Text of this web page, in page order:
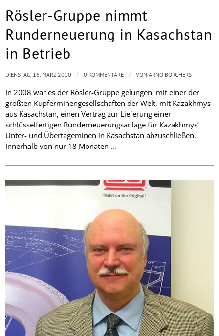
Rösler-Gruppe nimmt
Runderneuerung in Kasachstan
in Betrieb
In 2008 war es der Rösler-Gruppe gelungen, mit einer der
größten Kupferminengesellschaften der Welt, mit Kazakhmys
aus Kasachstan, einen Vertrag zur Lieferung einer
schlüsselfertigen Runderneuerungsanlage für Kazakhmys’
Unter- und Übertageminen in Kasachstan abzuschließen.
Innerhalb von nur 18 Monaten …
DIENSTAG, 16. MÄRZ 2010 / 0 KOMMENTARE / VONARNO BORCHERS